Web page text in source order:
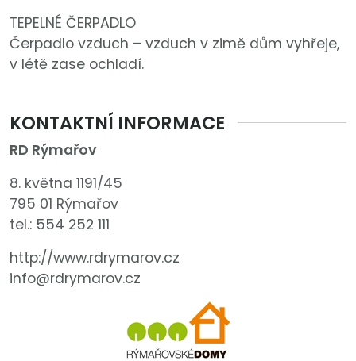
TEPELNÉ ČERPADLO
Čerpadlo vzduch – vzduch v zimě dům vyhřeje,
v létě zase ochladí.
KONTAKTNÍ INFORMACE
RD Rýmařov
8. května 1191/45
795 01 Rýmařov
tel.: 554 252 111
http://www.rdrymarov.cz
info@rdrymarov.cz